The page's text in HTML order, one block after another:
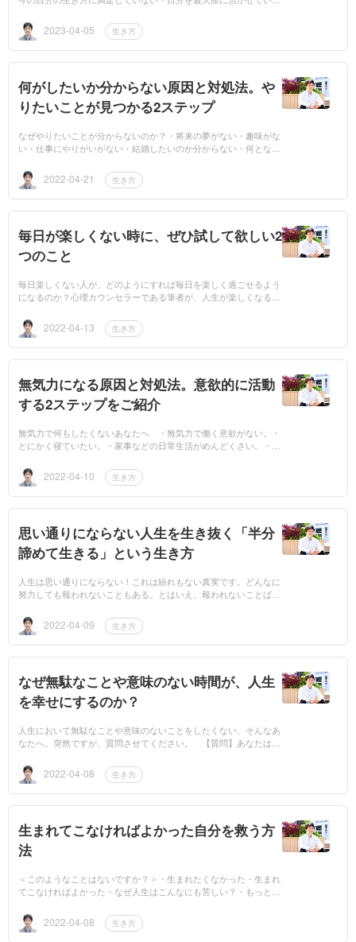
ういった...2023-04-05 生き方
何がしたいか分からない原因と対処法。や
りたいことが見つかる2ステップ
なぜやりたいことが分からないのか？・将来の夢がない・趣味がな
い・仕事にやりがいがない・結婚したいのか分からない・何となく
か？... 2022-04-21 生き方
毎日が楽しくない時に、ぜひ試して欲しい2
つのこと
毎日楽しくない人が、どのようにすれば毎日を楽しく過ごせるよう
になるのか？心理カウンセラーである筆者が、人生が楽しくなる方
キッカ...2022-04-13 生き方
無気力になる原因と対処法。意欲的に活動
する2ステップをご紹介
無気力で何もしたくないあなたへ ・無気力で働く意欲がない。・
とにかく寝ていたい。・家事などの日常生活がめんどくさい。・元
「最近、...2022-04-10 生き方
思い通りにならない人生を生き抜く「半分
諦めて生きる」という生き方
人生は思い通りにならない！これは紛れもない真実です。どんなに
努力しても報われないこともある。とはいえ、報われないことばか
か...
2022-04-09 生き方
なぜ無駄なことや意味のない時間が、人生
を幸せにするのか？
人生において無駄なことや意味のないことをしたくない、そんなあ
なたへ。突然ですが、質問させてください。 【質問】あなたは、
しい... 2022-04-08 生き方
生まれてこなければよかった自分を救う方
法
＜このようなことはないですか？＞・生まれたくなかった・生まれ
てこなければよかった・なぜ人生はこんなにも苦しい？・もっと楽
よかった...2022-04-08 生き方